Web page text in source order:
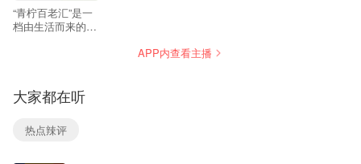
“青柠百老汇”是一
档由生活而来的脱
情，交驰于青柠！
APP内查看主播
大家都在听
热点辣评